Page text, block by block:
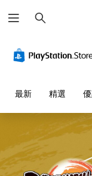
尋
最新 精選